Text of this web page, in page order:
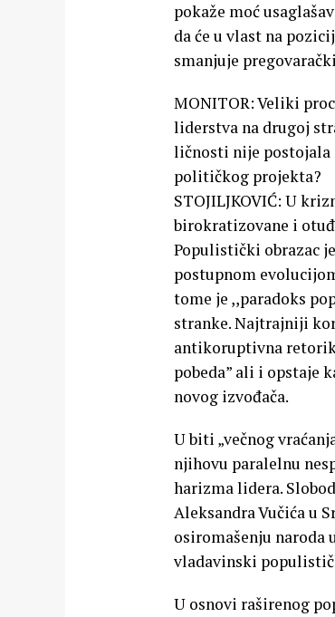
pokaže moć
da će u vlast na
smanjuje
MONITOR: Veliki
liderstva na drugoj
ličnosti nije postojala
političkog projekta?
STOJILJKOVIĆ: U
birokratizovane i
Populistički obrazac
postupnom
tome je ,,paradoks
stranke. Najtrajniji
antikoruptivna
pobeda” ali i opstaje
novog izvođača.
U biti „večnog
njihovu paralelnu
harizma lidera.
Aleksandra Vučića u
osiromašenju
vladavinski
U osnovi raširenog